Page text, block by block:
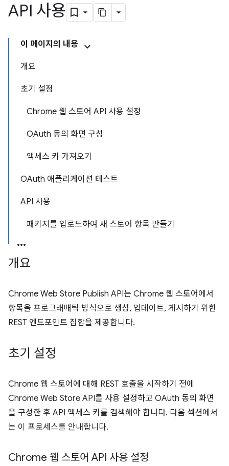
API 사용
이 페이지의 내용
개요
초기 설정
Chrome 웹 스토어 API 사용 설정
OAuth 동의 화면 구성
액세스 키 가져오기
OAuth 애플리케이션 테스트
API 사용
패키지를 업로드하여 새 스토어 항목 만들기
개요
Chrome Web Store Publish API는 Chrome 웹 스토어에서
항목을 프로그래매틱 방식으로 생성, 업데이트, 게시하기 위한
REST 엔드포인트 집합을 제공합니다.
초기 설정
Chrome 웹 스토어에 대해 REST 호출을 시작하기 전에
Chrome Web Store API를 사용 설정하고 OAuth 동의 화면
을 구성한 후 API 액세스 키를 검색해야 합니다. 다음 섹션에서
는 이 프로세스를 안내합니다.
Chrome 웹 스토어 API 사용 설정